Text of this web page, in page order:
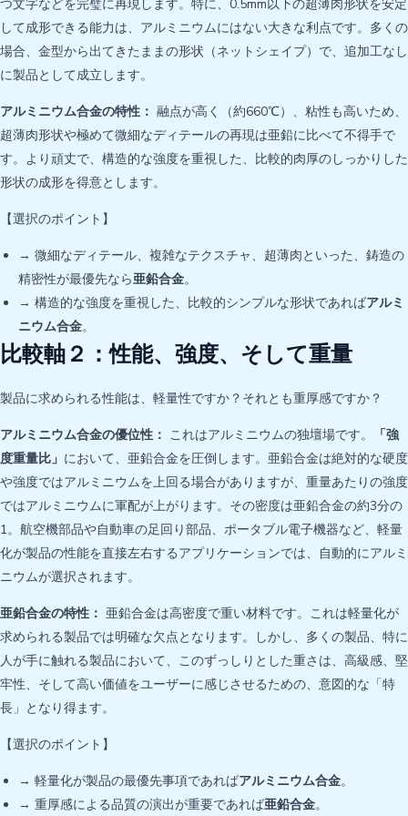
つ文字などを完璧に再現します。特に、0.5mm以下の超薄肉形状を安定
して成形できる能力は、アルミニウムにはない大きな利点です。多くの
場合、金型から出てきたままの形状（ネットシェイプ）で、追加工なし
に製品として成立します。
アルミニウム合金の特性： 融点が高く（約660℃）、粘性も高いため、
超薄肉形状や極めて微細なディテールの再現は亜鉛に比べて不得手で
す。より頑丈で、構造的な強度を重視した、比較的肉厚のしっかりした
形状の成形を得意とします。
【選択のポイント】
→ 微細なディテール、複雑なテクスチャ、超薄肉といった、鋳造の
精密性が最優先なら亜鉛合金。
→ 構造的な強度を重視した、比較的シンプルな形状であればアルミ
ニウム合金。
比較軸２：性能、強度、そして重量
製品に求められる性能は、軽量性ですか？それとも重厚感ですか？
アルミニウム合金の優位性： これはアルミニウムの独壇場です。
「強
度重量比」 において、亜鉛合金を圧倒します。亜鉛合金は絶対的な硬度
や強度ではアルミニウムを上回る場合がありますが、重量あたりの強度
ではアルミニウムに軍配が上がります。その密度は亜鉛合金の約3分の
1。航空機部品や自動車の足回り部品、ポータブル電子機器など、軽量
化が製品の性能を直接左右するアプリケーションでは、自動的にアルミ
ニウムが選択されます。
亜鉛合金の特性： 亜鉛合金は高密度で重い材料です。これは軽量化が
求められる製品では明確な欠点となります。しかし、多くの製品、特に
人が手に触れる製品において、このずっしりとした重さは、高級感、堅
牢性、そして高い価値をユーザーに感じさせるための、意図的な「特
長」となり得ます。
【選択のポイント】
→ 軽量化が製品の最優先事項であればアルミニウム合金。
→ 重厚感による品質の演出が重要であれば亜鉛合金。